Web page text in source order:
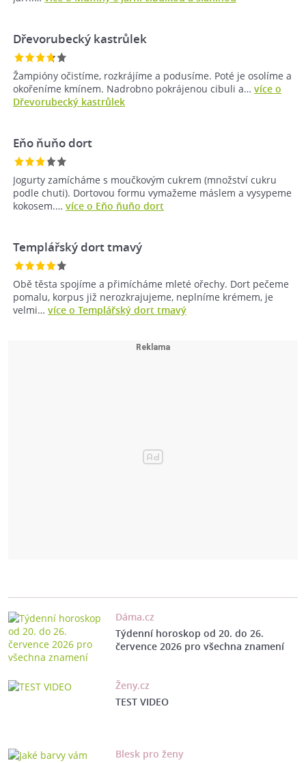
Dřevorubecký kastrůlek
Žampióny očistíme, rozkrájíme a podusíme. Poté je osolíme a
okořeníme kmínem. Nadrobno pokrájenou cibuli a… více o
Dřevorubecký kastrůlek
Eňo ňuňo dort
Jogurty zamícháme s moučkovým cukrem (množství cukru
podle chuti). Dortovou formu vymažeme máslem a vysypeme
kokosem.… více o Eňo ňuňo dort
Templářský dort tmavý
Obě těsta spojíme a přimícháme mleté ořechy. Dort pečeme
pomalu, korpus již nerozkrajujeme, neplníme krémem, je
velmi… více o Templářský dort tmavý
Dáma.cz
Týdenní horoskop od 20. do 26.
července 2026 pro všechna znamení
Ženy.cz
TEST VIDEO
Blesk pro ženy